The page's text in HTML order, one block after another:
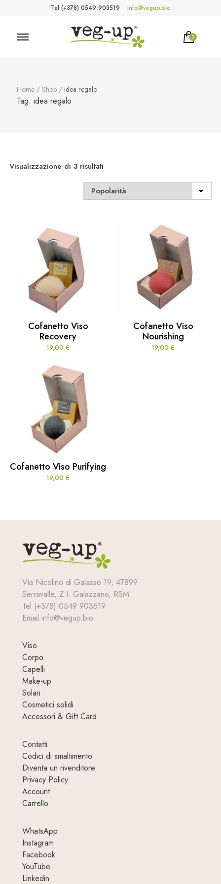
Tel (+378) 0549 903519 info@vegup.bio
0
Home / Shop / idea regalo
Tag: idea regalo
Visualizzazione di 3 risultati
Cofanetto Viso
Recovery
19,00 €
Cofanetto Viso
Nourishing
19,00 €
Cofanetto Viso Purifying
19,00 €
Via Nicolino di Galasso 19, 47899
Serravalle, Z.I. Galazzano, RSM
Tel (+378) 0549 903519
Email info@vegup.bio
Viso
Corpo
Capelli
Make-up
Solari
Cosmetici solidi
Accessori & Gift Card
Contatti
Codici di smaltimento
Diventa un rivenditore
Privacy Policy
Account
Carrello
WhatsApp
Instagram
Facebook
YouTube
Linkedin